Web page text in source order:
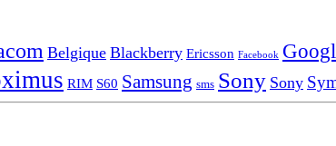
Belgique Blackberry Ericsson Facebook
RIM S60 Samsung sms Sony Sony